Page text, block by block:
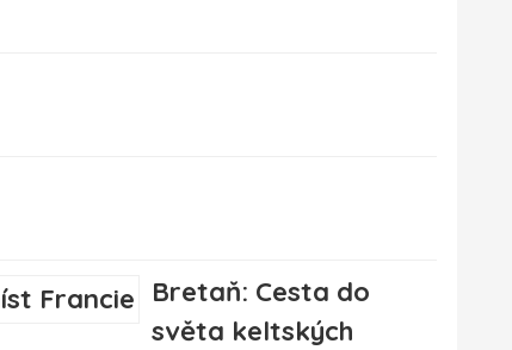
Bretaň: Cesta do
světa keltských